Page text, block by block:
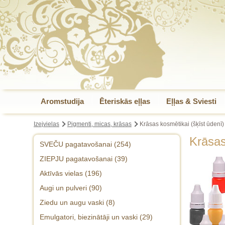
Aromstudija Ēteriskās eļļas Eļļas & Sviesti
Izejvielas Pigmenti, micas, krāsas Krāsas kosmētikai (šķīst ūdenī)
SVEČU pagatavošanai (254)
Vaski (2)
Zili / zaļie toņi svecēm (26)
Sarkanīgi / violetie toņi (16)
Dzelteni / oranžie toņi (7)
brūnie / pelēkie / tumšie toņi (9)
ZIEPJU pagatavošanai (39)
Aksesuāri ziepēm (krāsas, formas,
piedevas) (36)
Aktīvās vielas (196)
Konservanti (2)
Fluīdi (8)
Proteīni (1)
Augi un pulveri (90)
Kaltēti augi (11)
Pulveri (28)
Ziedu un augu vaski (8)
Emulgatori, biezinātāji un vaski (29)